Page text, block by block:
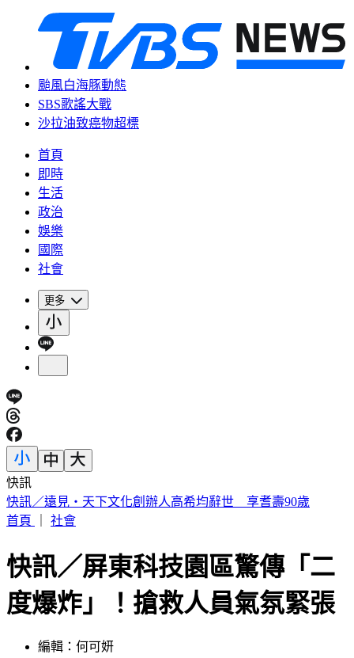
颱風白海豚動態
SBS歌謠大戰
沙拉油致癌物超標
首頁
即時
生活
政治
娛樂
國際
社會
更多
快訊
快訊／2.3億威力彩開獎 致富7碼出爐
首頁
社會
快訊／屏東科技園區驚傳「二
度爆炸」！搶救人員氣氛緊張
編輯：何可妍